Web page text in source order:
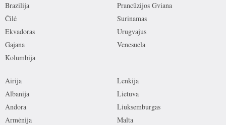
Brazilija
Čilė
Ekvadoras
Gajana
Kolumbija
Prancūzijos Gviana
Surinamas
Urugvajus
Venesuela
Airija
Albanija
Andora
Armėnija
Lenkija
Lietuva
Liuksemburgas
Malta